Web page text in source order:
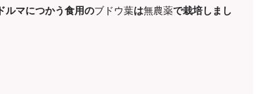
ドルマにつかう食用のブドウ葉は無農薬で栽培しまし